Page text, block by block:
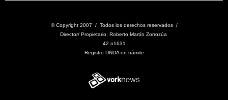
© Copyright 2007 / Todos los derechos reservados /
Director/ Propietario: Roberto Martín Zorrozúa
42 n1631
Registro DNDA en trámite